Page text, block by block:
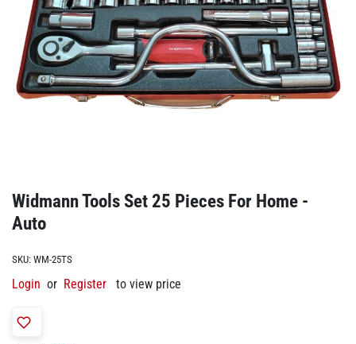
Widmann Tools Set 25 Pieces For Home -
Auto
SKU: WM-25TS
Login or Register to view price